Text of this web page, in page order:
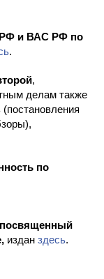
РФ и ВАС РФ по
.
,
делам также
по
посвященный
издан здесь.